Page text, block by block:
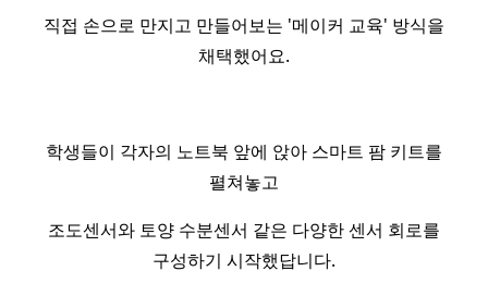
직접 손으로 만지고 만들어보는 '메이커 교육' 방식을
채택했어요.
학생들이 각자의 노트북 앞에 앉아 스마트 팜 키트를
펼쳐놓고
조도센서와 토양 수분센서 같은 다양한 센서 회로를
구성하기 시작했답니다.